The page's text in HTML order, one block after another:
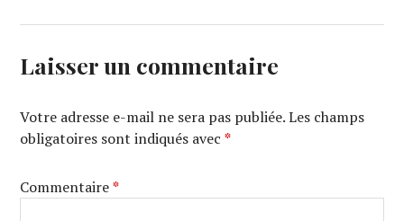
Laisser un commentaire
Votre adresse e-mail ne sera pas publiée. Les champs
obligatoires sont indiqués avec*
Commentaire*